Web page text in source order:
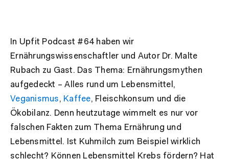
In Upfit Podcast #64 haben wir
Ernährungswissenschaftler und Autor Dr. Malte
Rubach zu Gast. Das Thema: Ernährungsmythen
aufgedeckt – Alles rund um Lebensmittel,
Veganismus, Kaffee, Fleischkonsum und die
Ökobilanz. Denn heutzutage wimmelt es nur vor
falschen Fakten zum Thema Ernährung und
Lebensmittel. Ist Kuhmilch zum Beispiel wirklich
schlecht? Können Lebensmittel Krebs fördern? Hat